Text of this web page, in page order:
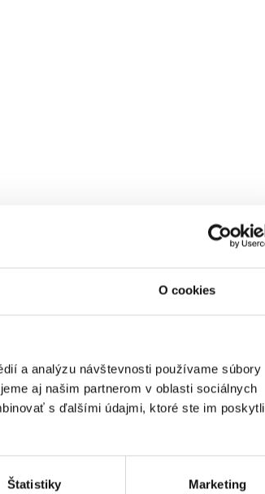
O cookies
a analýzu návštevnosti používame súbory
aj našim partnerom v oblasti sociálnych
s ďalšími údajmi, ktoré ste im poskytli
Štatistiky Marketing